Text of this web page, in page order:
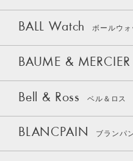
BALL Watch ボールウォ
BAUME & MERCIER
Bell & Ross ベル＆ロス
BLANCPAIN ブランパ